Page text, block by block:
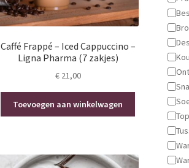
Caffé Frappé – Iced Cappuccino –
Ligna Pharma (7 zakjes)
€21,00
Toevoegen aan winkelwagen